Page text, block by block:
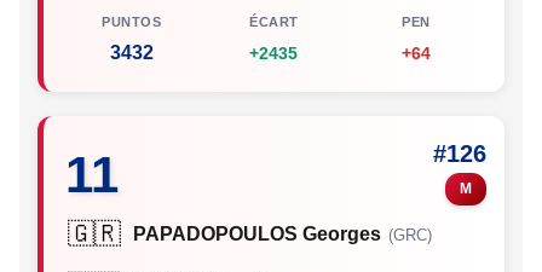
PUNTOS
3432
ÉCART
+2435
PEN
+64
11 #126
M
🇬🇷 PAPADOPOULOS Georges (GRC)